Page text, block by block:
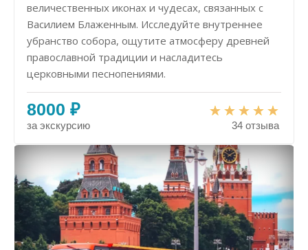
величественных иконах и чудесах, связанных с
Василием Блаженным. Исследуйте внутреннее
убранство собора, ощутите атмосферу древней
православной традиции и насладитесь
церковными песнопениями.
8000 ₽
за экскурсию 34 отзыва